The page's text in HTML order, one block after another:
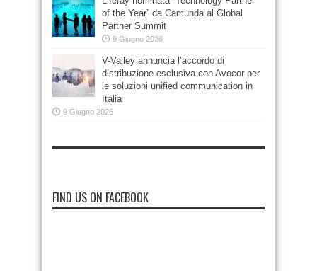
of the Year” da Camunda al Global
Partner Summit
9 Giugno 2026
V-Valley annuncia l’accordo di
distribuzione esclusiva con Avocor per
le soluzioni unified communication in
Italia
9 Giugno 2026
FIND US ON FACEBOOK